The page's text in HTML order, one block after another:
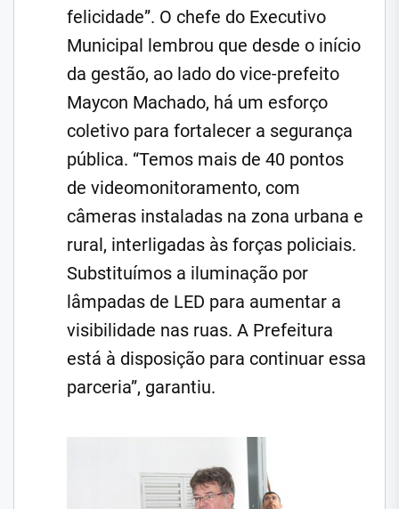
felicidade”. O chefe do Executivo
Municipal lembrou que desde o início
da gestão, ao lado do vice-prefeito
Maycon Machado, há um esforço
coletivo para fortalecer a segurança
pública. “Temos mais de 40 pontos
de videomonitoramento, com
câmeras instaladas na zona urbana e
rural, interligadas às forças policiais.
Substituímos a iluminação por
lâmpadas de LED para aumentar a
visibilidade nas ruas. A Prefeitura
está à disposição para continuar essa
parceria”, garantiu.